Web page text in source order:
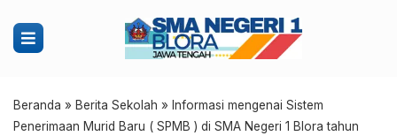
Beranda » Berita Sekolah » Informasi mengenai Sistem
Penerimaan Murid Baru ( SPMB ) di SMA Negeri 1 Blora tahun